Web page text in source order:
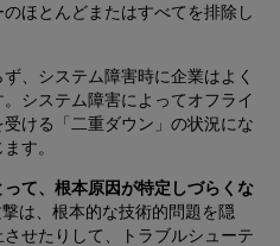
ほとんどまたはすべてを排除し
、システム障害時に企業はよく
システム障害によってオフライ
ける「二重ダウン」の状況にな
す。
て、根本原因が特定しづらくな
は、根本的な技術的問題を隠
せたりして、トラブルシューテ